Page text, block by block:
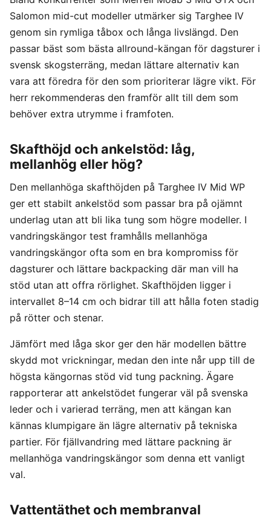
Salomon mid-cut modeller utmärker sig Targhee IV
genom sin rymliga tåbox och långa livslängd. Den
passar bäst som bästa allround-kängan för dagsturer i
svensk skogsterräng, medan lättare alternativ kan
vara att föredra för den som prioriterar lägre vikt. För
herr rekommenderas den framför allt till dem som
behöver extra utrymme i framfoten.
Skafthöjd och ankelstöd: låg,
mellanhög eller hög?
Den mellanhöga skafthöjden på Targhee IV Mid WP
ger ett stabilt ankelstöd som passar bra på ojämnt
underlag utan att bli lika tung som högre modeller. I
vandringskängor test framhålls mellanhöga
vandringskängor ofta som en bra kompromiss för
dagsturer och lättare backpacking där man vill ha
stöd utan att offra rörlighet. Skafthöjden ligger i
intervallet 8–14 cm och bidrar till att hålla foten stadig
på rötter och stenar.
Jämfört med låga skor ger den här modellen bättre
skydd mot vrickningar, medan den inte når upp till de
högsta kängornas stöd vid tung packning. Ägare
rapporterar att ankelstödet fungerar väl på svenska
leder och i varierad terräng, men att kängan kan
kännas klumpigare än lägre alternativ på tekniska
partier. För fjällvandring med lättare packning är
mellanhöga vandringskängor som denna ett vanligt
val.
Vattentäthet och membranval